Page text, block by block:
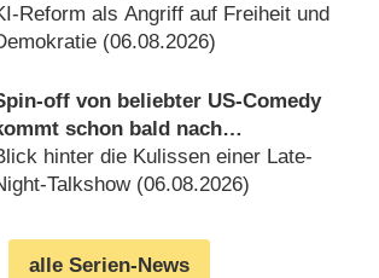
Kammerspiel
Reform als Angriff auf Freiheit und
(06.08.2026)
off von beliebter US-Comedy
schon bald nach
hinter die Kulissen einer Late-
Talkshow (06.08.2026)
alle Serien-News